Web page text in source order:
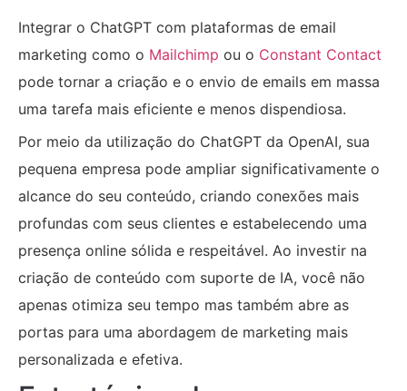
Integrar o ChatGPT com plataformas de email
marketing como o Mailchimp ou o Constant Contact
pode tornar a criação e o envio de emails em massa
uma tarefa mais eficiente e menos dispendiosa.
Por meio da utilização do ChatGPT da OpenAI, sua
pequena empresa pode ampliar significativamente o
alcance do seu conteúdo, criando conexões mais
profundas com seus clientes e estabelecendo uma
presença online sólida e respeitável. Ao investir na
criação de conteúdo com suporte de IA, você não
apenas otimiza seu tempo mas também abre as
portas para uma abordagem de marketing mais
personalizada e efetiva.